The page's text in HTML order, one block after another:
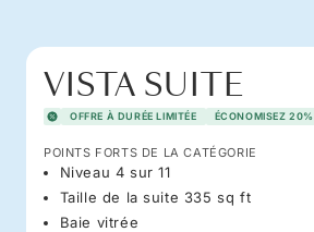
VISTA SUITE
OFFRE À DURÉE LIMITÉE ÉCONOMISEZ 20%
POINTS FORTS DE LA CATÉGORIE
Niveau 4 sur 11
Taille de la suite 335 sq ft
Baie vitrée